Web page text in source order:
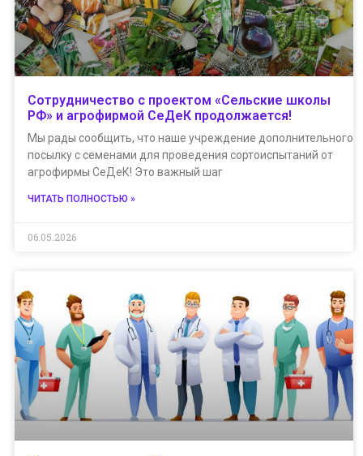
Сотрудничество с проектом «Сельские школы
РФ» и агрофирмой СеДеК продолжается!
Мы рады сообщить, что наше учреждение дополнительного
посылку с семенами для проведения сортоиспытаний от
агрофирмы СеДеК! Это важный шаг
ЧИТАТЬ ПОЛНОСТЬЮ »
06.05.2026